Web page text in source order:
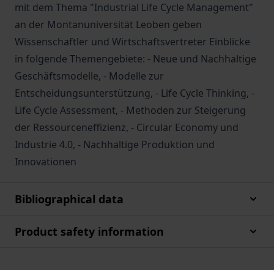
mit dem Thema "Industrial Life Cycle Management"
an der Montanuniversität Leoben geben
Wissenschaftler und Wirtschaftsvertreter Einblicke
in folgende Themengebiete: - Neue und Nachhaltige
Geschäftsmodelle, - Modelle zur
Entscheidungsunterstützung, - Life Cycle Thinking, -
Life Cycle Assessment, - Methoden zur Steigerung
der Ressourceneffizienz, - Circular Economy und
Industrie 4.0, - Nachhaltige Produktion und
Innovationen
Bibliographical data
Product safety information